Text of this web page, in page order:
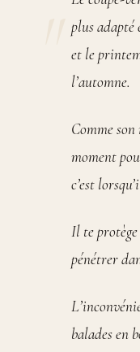
plus adapté
et le
l’automne.
Comme
moment
c’est
Il te protège
pénétrer
balades en